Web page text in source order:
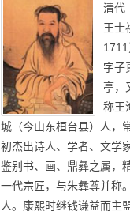
清代
王士
1711
字子
亭，
称王
城（今山东桓台县）人，
初杰出诗人、学者、文学
鉴别书、画、鼎彝之属，
一代宗匠，与朱彝尊并称
人。康熙时继钱谦益而主